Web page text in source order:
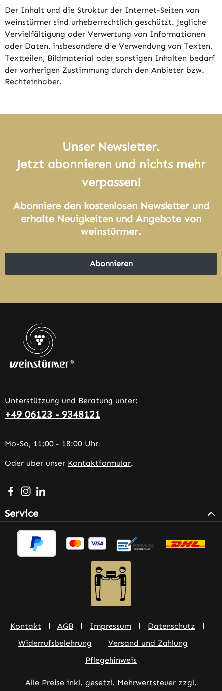
Der Inhalt und die Struktur der Internet-Seiten von
weinstürmer sind urheberrechtlich geschützt. Jegliche
Vervielfältigung oder Verwertung von Informationen
oder Daten, insbesondere die Verwendung von Texten,
Textteilen, Bildmaterial oder sonstigen Inhalten bedarf
der vorherigen Zustimmung durch den Anbieter bzw.
Rechteinhaber.
Unser Newsletter.
Jetzt abonnieren und nichts mehr
verpassen!
Abonniere den kostenlosen Newsletter und
erhalte Neuigkeiten und Angebote von
weinstürmer.
Abonnieren
Unterstützung und Beratung unter:
+49 06123 - 9348121
Mo-So, 11:00 - 18:00 Uhr
Oder über unser Kontaktformular.
Besuche uns auf Facebook – öffnet in neuem Tab
Schau auf Instagram vorbei – öffnet in neuem Tab
Vernetze dich mit uns auf LinkedIn – öffnet in
Service
Kontakt AGB Impressum
Datenschutz
Widerrufsbelehrung
Versand und Zahlung
Pflegehinweis
Alle Preise inkl. gesetzl. Mehrwertsteuer zzgl.